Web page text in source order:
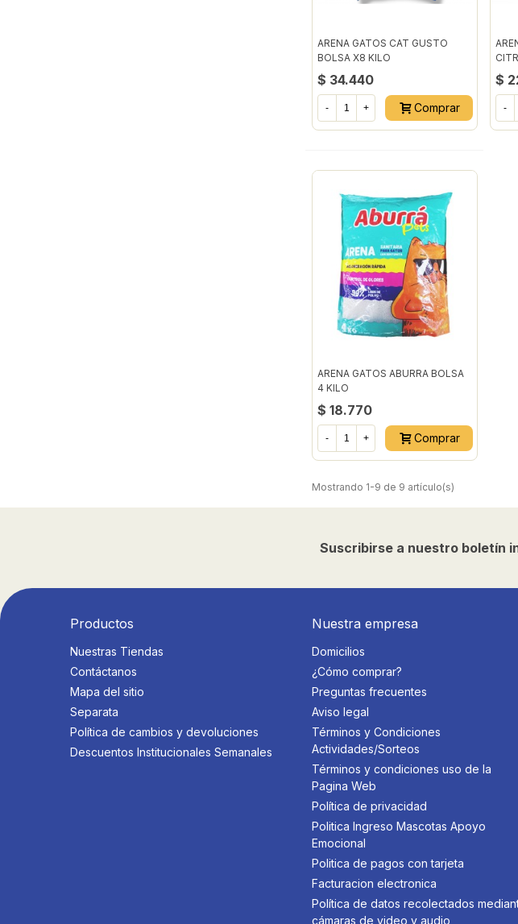
ARENA GATOS CAT GUSTO
BOLSA X8 KILO
$ 34.440
- + Comprar
$
-
ARENA GATOS ABURRA BOLSA
4 KILO
$ 18.770
- + Comprar
Mostrando 1-9 de 9 artículo(s)
Suscribirse a nuestro boletín
Productos
Nuestras Tiendas
Contáctanos
Mapa del sitio
Separata
Política de cambios y devoluciones
Descuentos Institucionales Semanales
Nuestra empresa
Domicilios
¿Cómo comprar?
Preguntas frecuentes
Aviso legal
Términos y Condiciones
Actividades/Sorteos
Términos y condiciones uso de la
Pagina Web
Política de privacidad
Politica Ingreso Mascotas Apoyo
Emocional
Politica de pagos con tarjeta
Facturacion electronica
Política de datos recolectados
cámaras de video y audio